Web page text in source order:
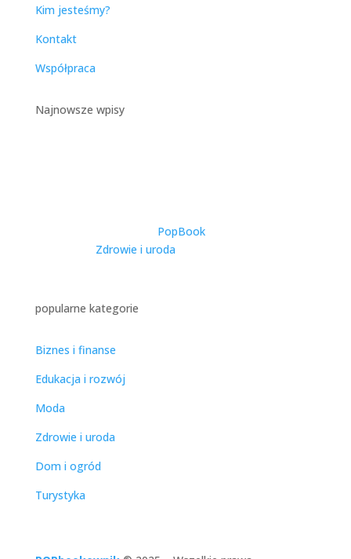
Kim jesteśmy?
Kontakt
Współpraca
Najnowsze wpisy
PopBook|
Zdrowie i uroda
popularne kategorie
Biznes i finanse
Edukacja i rozwój
Moda
Zdrowie i uroda
Dom i ogród
Turystyka